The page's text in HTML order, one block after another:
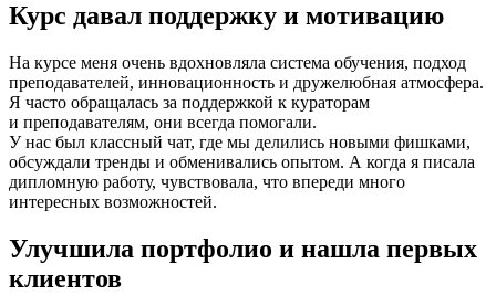
Курс давал поддержку и мотивацию
На курсе меня очень вдохновляла система обучения, подход
преподавателей, инновационность и дружелюбная атмосфера.
Я часто обращалась за поддержкой к кураторам
и преподавателям, они всегда помогали.
У нас был классный чат, где мы делились новыми фишками,
обсуждали тренды и обменивались опытом. А когда я писала
дипломную работу, чувствовала, что впереди много
интересных возможностей.
Улучшила портфолио и нашла первых
клиентов